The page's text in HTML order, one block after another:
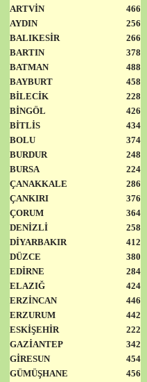
ARTVİN
466
AYDIN
256
BALIKESİR
266
BARTIN
378
BATMAN
488
BAYBURT
458
BİLECİK
228
BİNGÖL
426
BİTLİS
434
BOLU
374
BURDUR
248
BURSA
224
ÇANAKKALE
286
ÇANKIRI
376
ÇORUM
364
DENİZLİ
258
DİYARBAKIR
412
DÜZCE
380
EDİRNE
284
ELAZIĞ
424
ERZİNCAN
446
ERZURUM
442
ESKİŞEHİR
222
GAZİANTEP
342
GİRESUN
454
GÜMÜŞHANE
456